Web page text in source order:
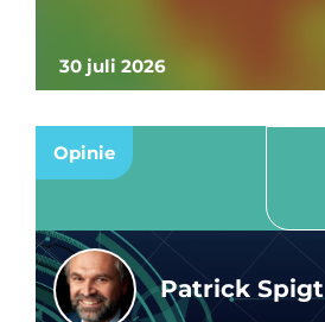
30 juli 2026
Opinie
Patrick Spigt